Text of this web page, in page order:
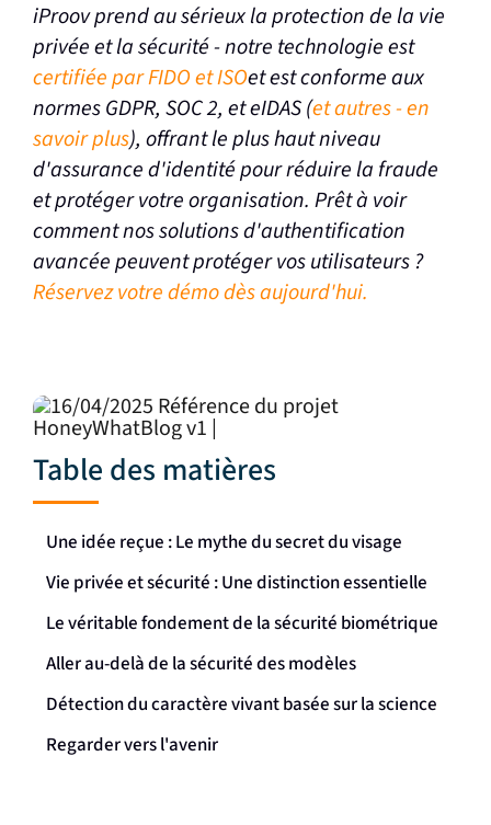
iProov prend au sérieux la protection de la vie
privée et la sécurité - notre technologie est
certifiée par FIDO et ISOet est conforme aux
normes GDPR, SOC 2, et eIDAS (et autres - en
savoir plus), offrant le plus haut niveau
d'assurance d'identité pour réduire la fraude
et protéger votre organisation. Prêt à voir
comment nos solutions d'authentification
avancée peuvent protéger vos utilisateurs ?
Réservez votre démo dès aujourd'hui.
Table des matières
Une idée reçue :Le mythe du secret du visage
Vie privée et sécurité : Une distinction essentielle
Le véritable fondement de la sécurité biométrique
Aller au-delà de la sécurité des modèles
Détection du caractère vivant basée sur la science
Regarder vers l'avenir